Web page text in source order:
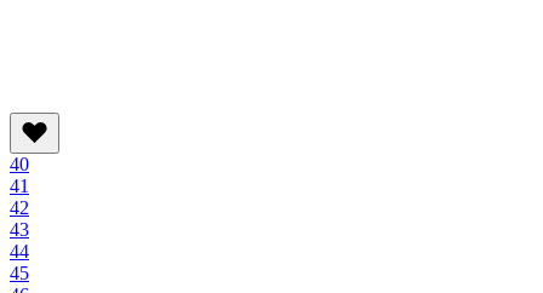
40
41
42
43
44
45